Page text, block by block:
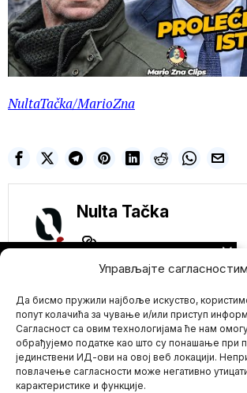
Управљајте
Да бисмо пружили најбоље искуство,
попут колачића за чување и/или приступ
Сагласност са овим технологијама ће нам
обрађујемо податке као што су понашање при
јединствени ИД-ови на овој веб локацији.
повлачење сагласности може негативно
карактеристике и функције.
NultaTačka/MarioZna
Nulta Tačka
Mario zna Youtube
NE PROPUSTITE
Upoznajte PiBota,
robota KOJI će
uskoro zameniti
ljudsku posadu
(VIDEO)
Naši čitaoci znaju da da
postoji brzo rešenje za
nedostatak